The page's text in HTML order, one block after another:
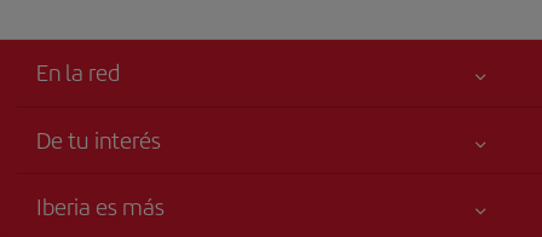
En la red
De tu interés
Accesibilidad
Iberia es más